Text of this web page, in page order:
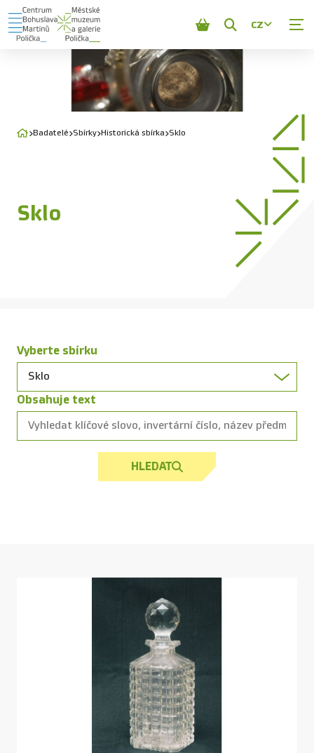
Zobrazit
vyhledávání
CZ
Badatelé Sbírky Historická sbírka Sklo
Sklo
Vyberte sbírku
Obsahuje text
HLEDAT